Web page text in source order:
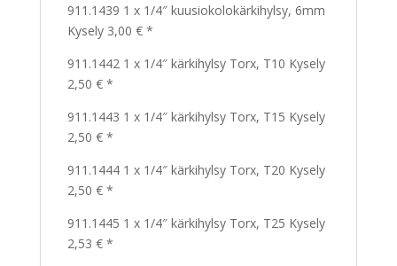
911.1439 1 x 1/4″ kuusiokolokärkihylsy, 6mm
Kysely 3,00 € *
911.1442 1 x 1/4″ kärkihylsy Torx, T10 Kysely
2,50 € *
911.1443 1 x 1/4″ kärkihylsy Torx, T15 Kysely
2,50 € *
911.1444 1 x 1/4″ kärkihylsy Torx, T20 Kysely
2,50 € *
911.1445 1 x 1/4″ kärkihylsy Torx, T25 Kysely
2,53 € *